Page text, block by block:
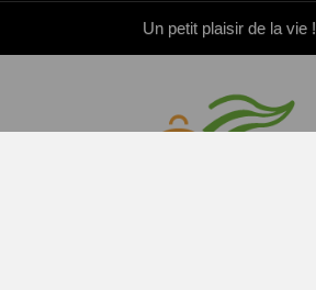
Un petit plaisir de la vie !